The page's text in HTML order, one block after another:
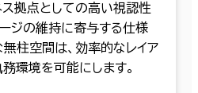
拠点としての高い視認性
ジの維持に寄与する仕様
柱空間は、効率的なレイア
環境を可能にします。